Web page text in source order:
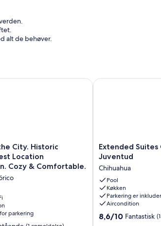
alt de behøver.
City. Historic
Location
Cozy & Comfortable.
parkering
Historic Center. Best Location
Extended
Suites
La
Juventud
Chihuahua
Extended Suites
Juventud
Chihuahua
Pool
Køkken
Parkering er
Aircondition
8.6
8,6/10 Fantastisk
Extended Suites